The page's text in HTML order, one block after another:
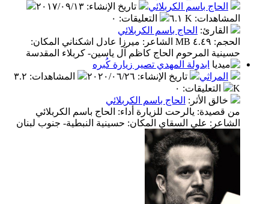
الحاج باسم الكربلائي
تاريخ الإنشاء: ٢٠١٧/٠٩/١٣
المشاهدات: ٦.١ K التعليقات: ٠
القارئ: الحاج باسم الكربلائي
الحجم: ٤.٤٩ MB الشاعر: ميرزا عادل اشكناني المكان:
حسينية المرحوم الحاج كاظم آل ياسين- كربلاء المقدسة
ابدولة المهدي تصير زيارة كُبره
المراثي
تاريخ الإنشاء: ٢٠٢٠/٠٦/٢٦ المشاهدات: ٣.٢
K
التعليقات: ٠
خالق الأثر : الحاج باسم الكربلائي
من قصيدة: يالرحت للزيارة أداء: الحاج باسم الكربلائي
الشاعر: علي السقاي المكان: حسينية النبطية- جنوب لبنان